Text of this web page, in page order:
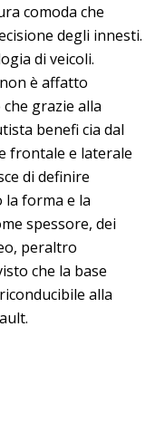
comoda che
degli innesti.
di veicoli.
è affatto
grazie alla
benefi cia dal
frontale e laterale
di definire
forma e la
spessore, dei
peraltro
che la base
alla